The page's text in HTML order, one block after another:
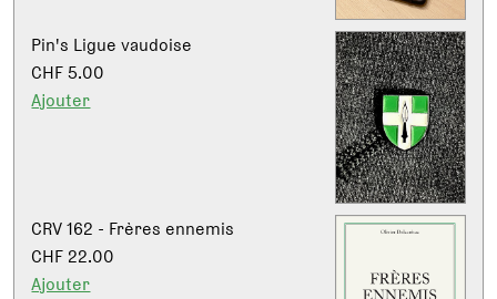
Pin's Ligue vaudoise
CHF 5.00
Ajouter
CRV 162 - Frères ennemis
CHF 22.00
Ajouter